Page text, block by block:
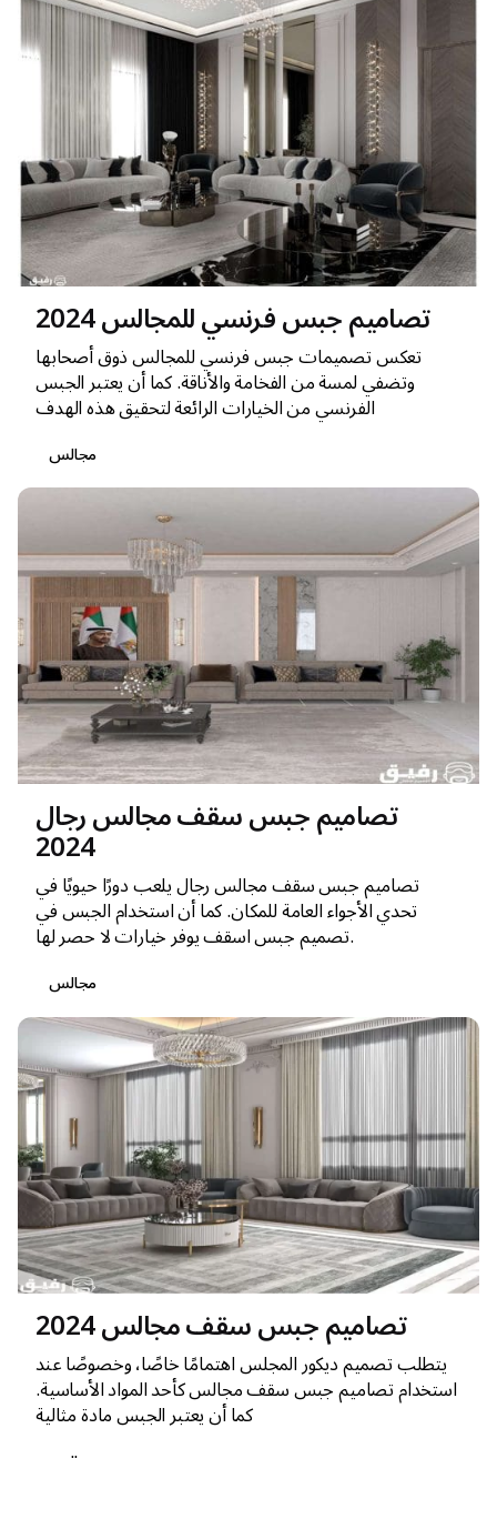
تصاميم جبس فرنسي للمجالس 2024
تعكس تصميمات جبس فرنسي للمجالس ذوق أصحابها
وتضفي لمسة من الفخامة والأناقة. كما أن يعتبر الجبس
الفرنسي من الخيارات الرائعة لتحقيق هذه الهدف
مجالس
تصاميم جبس سقف مجالس رجال
2024
تصاميم جبس سقف مجالس رجال يلعب دورًا حيويًا في
تحدي الأجواء العامة للمكان. كما أن استخدام الجبس في
تصميم جبس اسقف يوفر خيارات لا حصر لها.
مجالس
تصاميم جبس سقف مجالس 2024
يتطلب تصميم ديكور المجلس اهتمامًا خاصًا، وخصوصًا عند
استخدام تصاميم جبس سقف مجالس كأحد المواد الأساسية.
كما أن يعتبر الجبس مادة مثالية
مجالس